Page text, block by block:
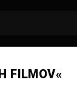
FILMOV«